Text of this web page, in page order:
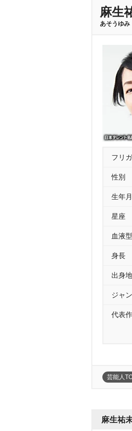
麻生
あそうゆみ
フリ
性別
生年
星座
血液型
身長
出身地
ジャ
代表作
芸能人
麻生祐